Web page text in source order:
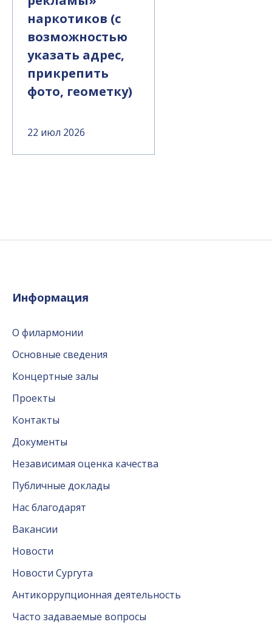
наркотиков (с
возможностью
указать адрес,
прикрепить
фото, геометку)
22 июл 2026
Информация
О филармонии
Основные сведения
Концертные залы
Проекты
Контакты
Документы
Независимая оценка качества
Публичные доклады
Нас благодарят
Вакансии
Новости
Новости Сургута
Антикоррупционная деятельность
Часто задаваемые вопросы